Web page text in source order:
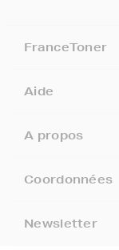
FranceToner
Aide
A propos
Coordonnées
Newsletter